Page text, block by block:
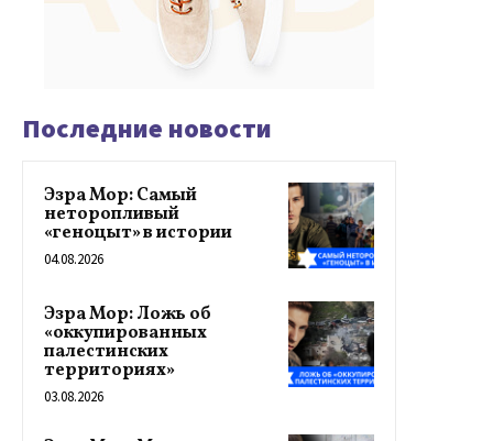
Последние новости
Эзра Мор: Самый
неторопливый
«геноцыт» в истории
04.08.2026
Эзра Мор: Ложь об
«оккупированных
палестинских
территориях»
03.08.2026